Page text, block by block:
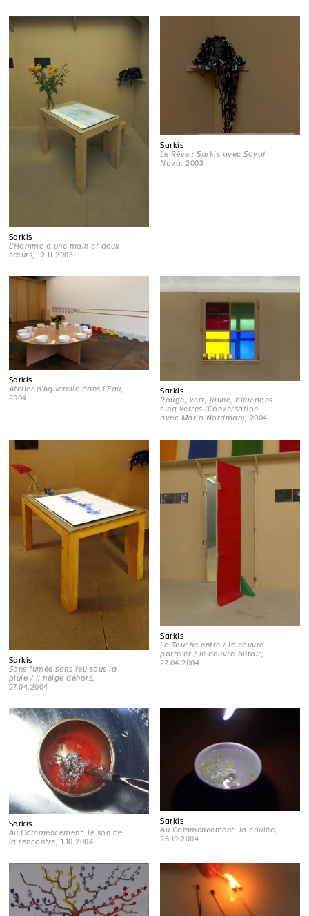
Sarkis
L'Homme a une main et deux
cœurs , 12.11.2003
Sarkis
Le Rêve : Sarkis avec Sayat
Nova , 2003
Sarkis
Atelier d'Aquarelle dans l'Eau
2004
Sarkis
Rouge, vert, jaune, bleu dans
cinq verres (Conversation
avec Maria Nordman), 2004
Sarkis
Sans fumée sans feu sous la
pluie / Il neige dehors
27.04.2004
Sarkis
La Touche entre / le couvre-
porte et / le couvre-butoir
27.04.2004
Sarkis
Au Commencement, le son de
la rencontre , 1.10.2004
Sarkis
Au Commencement, la coulée,
26.10.2004